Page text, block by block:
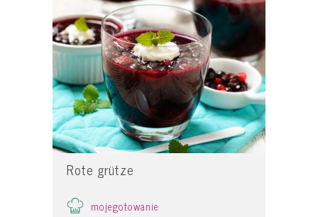
Rote grütze
mojegotowanie